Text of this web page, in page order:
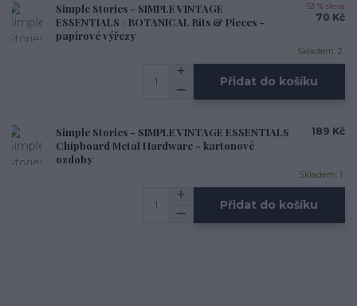
Simple Stories - SIMPLE VINTAGE
ESSENTIALS / BOTANICAL Bits & Pieces -
papírové výřezy
53 % sleva
70 Kč
Skladem: 2
Přidat do košíku
Simple Stories - SIMPLE VINTAGE ESSENTIALS
Chipboard Metal Hardware - kartonové
ozdoby
189 Kč
Skladem: 1
Přidat do košíku